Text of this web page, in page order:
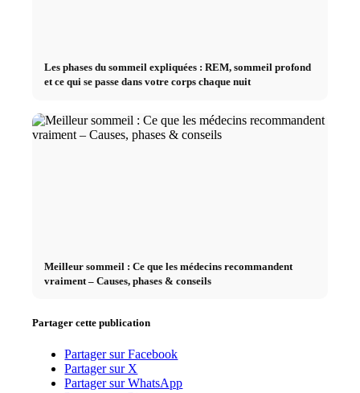
Les phases du sommeil expliquées : REM, sommeil profond
et ce qui se passe dans votre corps chaque nuit
Meilleur sommeil : Ce que les médecins recommandent
vraiment – Causes, phases & conseils
Partager cette publication
Partager sur Facebook
Partager sur X
Partager sur WhatsApp